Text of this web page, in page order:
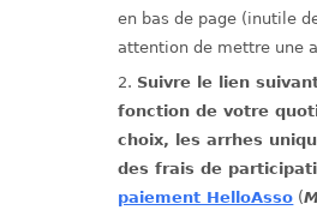
en bas de page (inutile
attention de mettre une
Suivre le lien
fonction de votre
choix, les arrhes
des frais de
paiement HelloAsso (